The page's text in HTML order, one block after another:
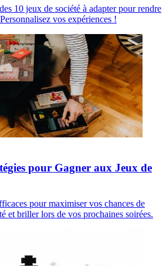
10 jeux de société à adapter pour rendre
vos expériences !
pour Gagner aux Jeux de
pour maximiser vos chances de
et briller lors de vos prochaines soirées.